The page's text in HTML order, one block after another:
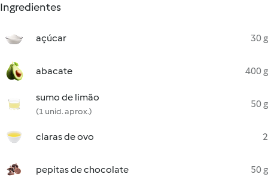
Ingredientes
açúcar 30 g
abacate 400 g
sumo de limão
(1 unid. aprox.)
50 g
claras de ovo 2
pepitas de chocolate 50 g